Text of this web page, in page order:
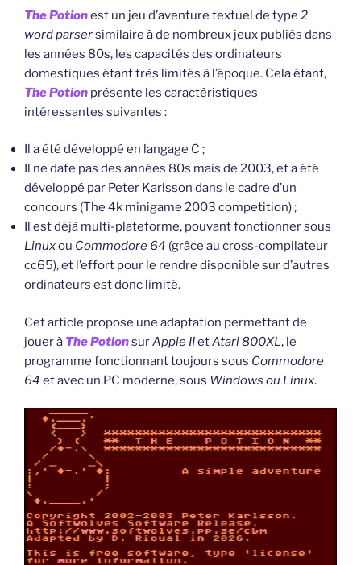
for
vintage
computers »
The Potionest un jeu d’aventure textuel de type 2
word parsersimilaire à de nombreux jeux publiés dans
les années 80s, les capacités des ordinateurs
domestiques étant très limités à l’époque. Cela étant,
The Potion présente les caractéristiques
intéressantes suivantes :
Il a été développé en langage C ;
Il ne date pas des années 80s mais de 2003, et a été
développé par Peter Karlsson dans le cadre d’un
concours (The 4k minigame 2003 competition) ;
Il est déjà multi-plateforme, pouvant fonctionner sous
Linuxou Commodore 64 (grâce au cross-compilateur
cc65), et l’effort pour le rendre disponible sur d’autres
ordinateurs est donc limité.
Cet article propose une adaptation permettant de
jouer à The PotionsurApple IIetAtari 800XL, le
programme fonctionnant toujours sous Commodore
64 et avec un PC moderne, sous Windows ou Linux.